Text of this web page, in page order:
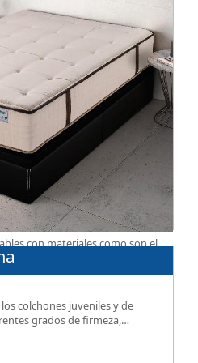
con materiales como son el
calidad, descanso
colchones juveniles y de
grados de firmeza,